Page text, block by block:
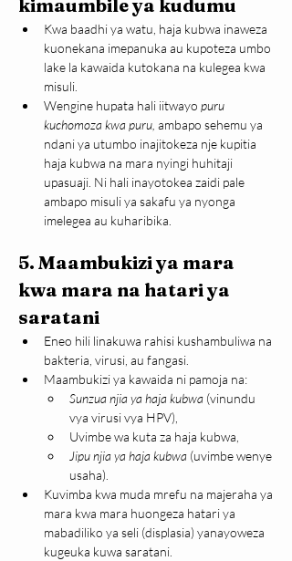
kimaumbile ya kudumu
Kwa baadhi ya watu, haja kubwa inaweza
kuonekana imepanuka au kupoteza umbo
lake la kawaida kutokana na kulegea kwa
misuli.
Wengine hupata hali iitwayo puru
kuchomoza kwa puru, ambapo sehemu ya
ndani ya utumbo inajitokeza nje kupitia
haja kubwa na mara nyingi huhitaji
upasuaji. Ni hali inayotokea zaidi pale
ambapo misuli ya sakafu ya nyonga
imelegea au kuharibika.
5. Maambukizi ya mara
kwa mara na hatari ya
saratani
Eneo hili linakuwa rahisi kushambuliwa na
bakteria, virusi, au fangasi.
Maambukizi ya kawaida ni pamoja na:
Sunzua njia ya haja kubwa (vinundu
vya virusi vya HPV),
Uvimbe wa kuta za haja kubwa,
Jipu njia ya haja kubwa (uvimbe wenye
usaha).
Kuvimba kwa muda mrefu na majeraha ya
mara kwa mara huongeza hatari ya
mabadiliko ya seli (displasia) yanayoweza
kugeuka kuwa saratani.